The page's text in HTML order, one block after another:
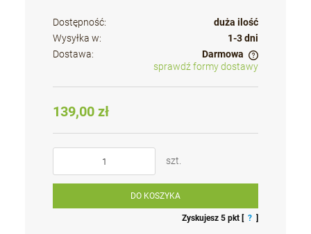
Dostępność:
duża ilość
Wysyłka w:
1-3 dni
Dostawa:
Darmowa
Cena nie zawiera ewentualnych kosztów płatności
sprawdź formy dostawy
139,00 zł
szt.
DO KOSZYKA
Zyskujesz 5pkt [ ? ]